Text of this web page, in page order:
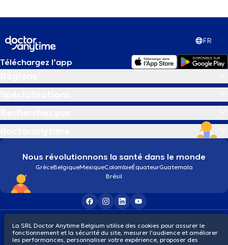
FR
Téléchargez l’app
Nous révolutionnons la santé dans le monde
GrèceBelgiqueMexiqueColombieÉquateurGuatemala
Brésil
© 2026 doctoranytime
La SRL Doctor Anytime Belgium utilise des cookies pour assurer le
fonctionnement et la sécurité du site, mesurer l’audience et améliorer
les performances, personnaliser votre expérience, proposer des